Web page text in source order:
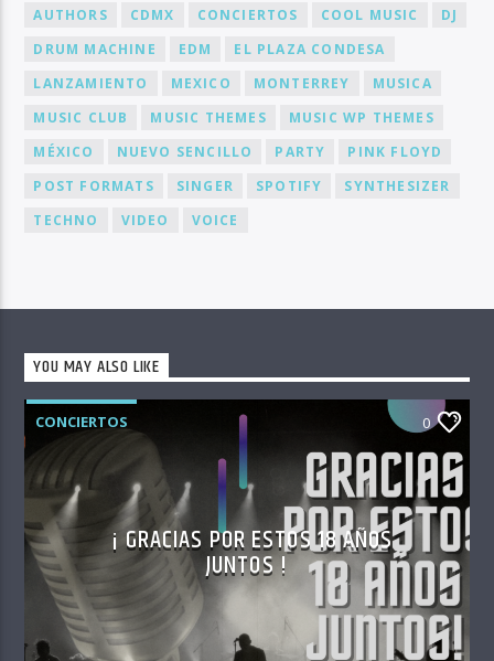
AUTHORS CDMX CONCIERTOS COOL MUSIC
DJ
DRUM MACHINE
EDM
EL PLAZA CONDESA
LANZAMIENTO
MEXICO MONTERREY
MUSICA
MUSIC CLUB
MUSIC THEMES
MUSIC WP THEMES
MÉXICO
NUEVO SENCILLO PARTY
PINK FLOYD
POST FORMATS
SINGER SPOTIFY
SYNTHESIZER
TECHNO
VIDEO VOICE
YOU MAY ALSO LIKE
CONCIERTOS 0
¡ GRACIAS POR ESTOS 18 AÑOS
JUNTOS !